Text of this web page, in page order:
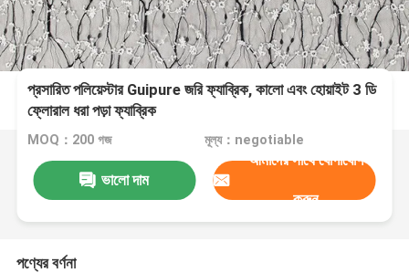
প্রসারিত পলিয়েস্টার Guipure জরি ফ্যাব্রিক, কালো এবং হোয়াইট 3 ডি
ফ্লোরাল ধরা পড়া ফ্যাব্রিক
MOQ：200 গজ মূল্য：negotiable
ভালো দাম
আমাদের সাথে যোগাযোগ
করুন
পণ্যের বর্ণনা